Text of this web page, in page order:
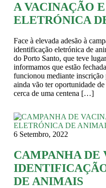
A VACINAÇÃO
ELETRÓNICA
Face à elevada adesão à
identificação eletrónica de
do Porto Santo, que teve
informamos que estão
funcionou mediante
ainda vão ter oportunidade
cerca de uma centena […]
6 Setembro, 2022
CAMPANHA DE
DE ANIMAIS